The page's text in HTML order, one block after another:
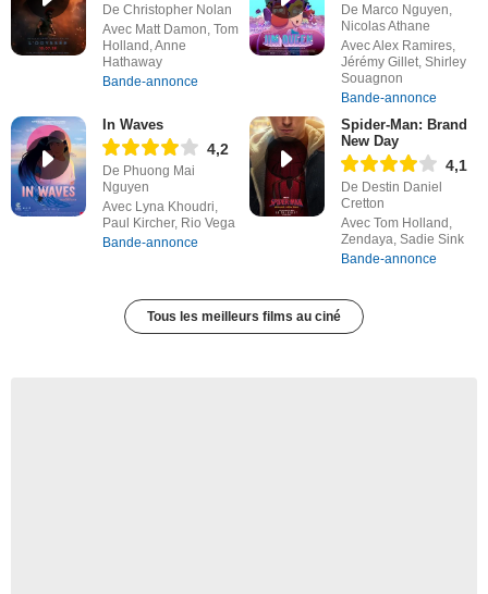
De Christopher Nolan
Avec Matt Damon, Tom
Holland, Anne
Hathaway
Bande-annonce
De Marco Nguyen,
Nicolas Athane
Avec Alex Ramires,
Jérémy Gillet, Shirley
Souagnon
Bande-annonce
In Waves
4,2
De Phuong Mai
Nguyen
Avec Lyna Khoudri,
Paul Kircher, Rio Vega
Bande-annonce
Spider-Man: Brand
New Day
4,1
De Destin Daniel
Cretton
Avec Tom Holland,
Zendaya, Sadie Sink
Bande-annonce
Tous les meilleurs films au ciné